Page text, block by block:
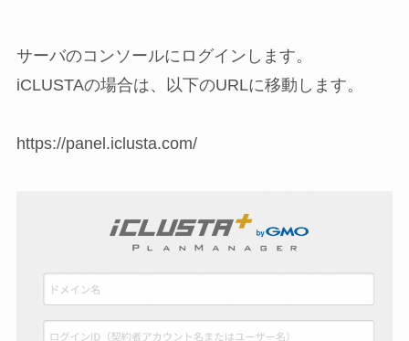
サーバのコンソールにログインします。
iCLUSTAの場合は、以下のURLに移動します。
https://panel.iclusta.com/